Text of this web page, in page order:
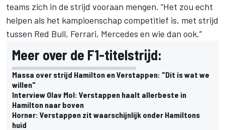
teams zich in de strijd vooraan mengen. “Het zou echt
helpen als het kampioenschap competitief is, met strijd
tussen Red Bull, Ferrari, Mercedes en wie dan ook.”
Meer over de F1-titelstrijd:
Massa over strijd Hamilton en Verstappen: "Dit is wat we
willen"
Interview Olav Mol: Verstappen haalt allerbeste in
Hamilton naar boven
Horner: Verstappen zit waarschijnlijk onder Hamiltons
huid